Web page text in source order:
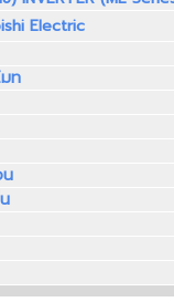
Electric
ท